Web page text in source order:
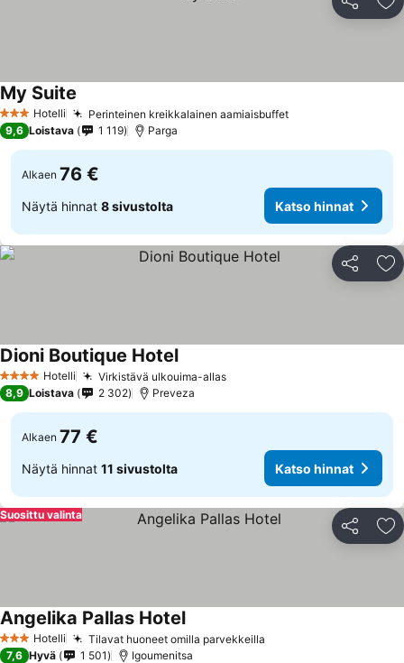
Jaa
3 Tähtiluokitus
Hotelli Perinteinen kreikkalainen aamiaisbuffetKatso hinnat
My Suite
9,6 Loistava 1 119 Parga
Alkaen 76 €
Näytä hinnat 8 sivustolta Katso hinnat
Jaa
4 Tähtiluokitus
Hotelli Virkistävä ulkouima-allasKatso hinnat
Dioni Boutique HotelKatso hinnat
8,9 Loistava 2 302 Preveza
Alkaen 77 €
Näytä hinnat 11 sivustolta Katso hinnat
Jaa
Suosittu valinta
3 Tähtiluokitus
Hotelli Tilavat huoneet omilla parvekkeilla
Angelika Pallas HotelKatso hinnat
7,6 Hyvä 1 501 Igoumenitsa